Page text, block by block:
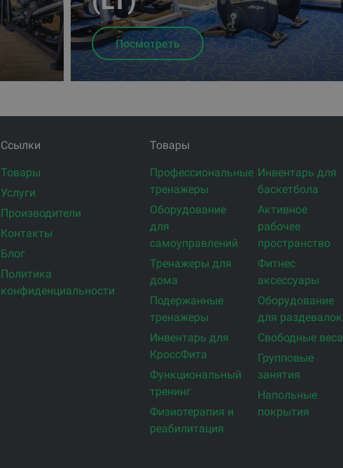
Посмотреть
Ссылки
Товары
Услуги
Производители
Контакты
Блог
Политика
конфиденциальности
Товары
Профессиональные
тренажеры
Оборудование
для
самоуправлений
Тренажеры для
дома
Подержанные
тренажеры
Инвентарь для
КроссФита
Функциональный
тренинг
Физиотерапия и
реабилитация
Инвентарь для
баскетбола
Активное
рабочее
пространство
Фитнес
аксессуары
Оборудование
для раздевалок
Свободные веса
Групповые
занятия
Напольные
покрытия